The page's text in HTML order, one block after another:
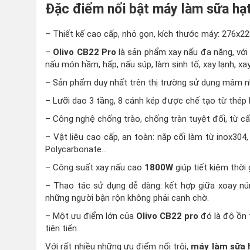
Đặc điểm nổi bật máy làm sữa
– Thiết kế cao cấp, nhỏ gọn, kích thước máy:
– Olivo CB22 Pro là sản phẩm xay nấu đa năng, với
nấu món hầm, hấp, nấu súp, làm sinh tố, xay lạnh, xay
– Sản phẩm duy nhất trên thị trường sử dụng mâm
– Lưỡi dao 3 tầng, 8 cánh kép được chế tạo từ thép
– Công nghệ chống trào, chống tràn tuyệt đối, từ
– Vật liệu cao cấp, an toàn: nắp cối làm từ
Polycarbonate…
– Công suất xay nấu cao 1800W giúp tiết kiệm thời
– Thao tác sử dụng dễ dàng: kết hợp giữa xoay
những người bận rộn không phải canh chờ.
– Một ưu điểm lớn của Olivo CB22 pro đó là độ ồn
tiên tiến.
Với rất nhiều những ưu điểm nổi trội, máy làm sữa